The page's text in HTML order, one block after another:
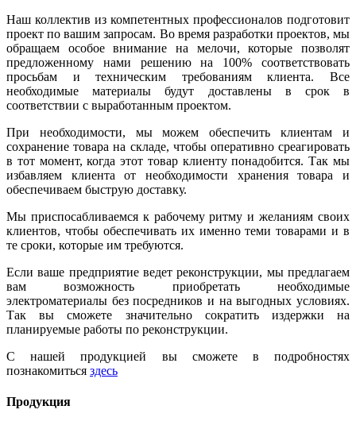
Наш коллектив из компетентных профессионалов подготовит
проект по вашим запросам. Во время разработки проектов, мы
обращаем особое внимание на мелочи, которые позволят
предложенному нами решению на 100% соответствовать
просьбам и техническим требованиям клиента. Все
необходимые материалы будут доставлены в срок в
соответствии с выработанным проектом.
При необходимости, мы можем обеспечить клиентам и
сохранение товара на складе, чтобы оперативно среагировать
в тот момент, когда этот товар клиенту понадобится. Так мы
избавляем клиента от необходимости хранения товара и
обеспечиваем быструю доставку.
Мы приспосабливаемся к рабочему ритму и желаниям своих
клиентов, чтобы обеспечивать их именно теми товарами и в
те сроки, которые им требуются.
Если ваше предприятие ведет реконструкции, мы предлагаем
вам возможность приобретать необходимые
электроматериалы без посредников и на выгодных условиях.
Так вы сможете значительно сократить издержки на
планируемые работы по реконструкции.
С нашей продукцией вы сможете в подробностях
познакомиться здесь
Продукция